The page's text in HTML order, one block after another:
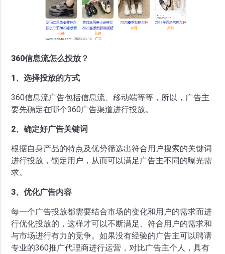
360信息流怎么投放？
1、选择投放的方式
360信息流广告包括信息流、移动端等等，所以，广告主
要先确定在哪个360广告渠道进行投放。
2、确定好广告关键词
根据自身产品的特点及优势筛选出符合用户搜索的关键词
进行投放，锁定用户，从而可以满足广告主不同的曝光需
求。
3、优化广告内容
每一个广告投放都需要结合市场的变化和用户的需求而进
行优化投放的，这样才可以不断满足、符合用户的需求和
与市场进行有力的竞争。如果没有经验的广告主可以聘请
专业的360推广代理商进行运营，对比广告主个人，具有